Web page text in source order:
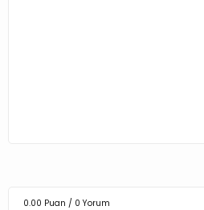
0.00 Puan / 0 Yorum